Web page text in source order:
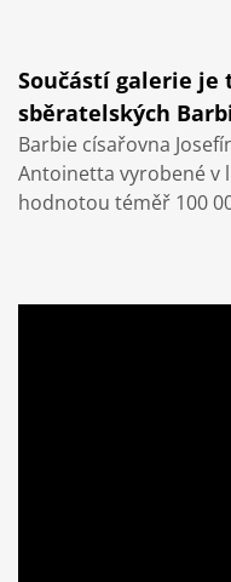
Součástí galerie je
sběratelských
Barbie císařovna
Antoinetta vyrobené v
hodnotou téměř 100